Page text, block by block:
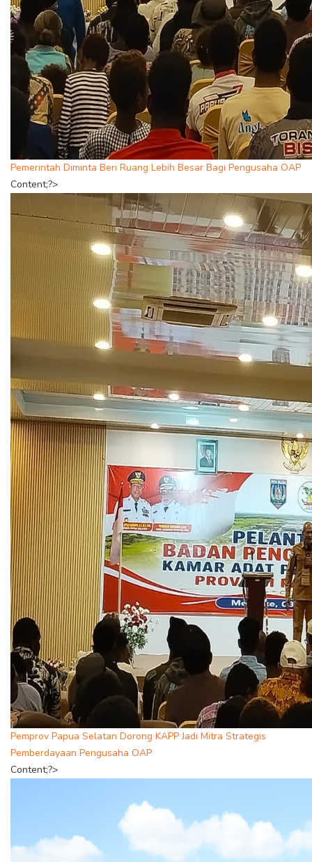
Pemerintah Diminta Beri Ruang Lebih Besar Bagi Pengusaha OAP
Content;?>
Pemprov Papua Selatan Dorong KAPP Jadi Mitra Strategis
Pemberdayaan Pengusaha OAP
Content;?>